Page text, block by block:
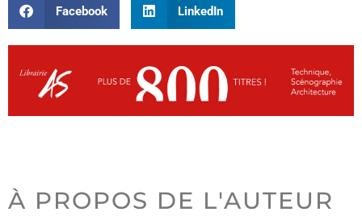
Facebook LinkedIn
À PROPOS DE L'AUTEUR